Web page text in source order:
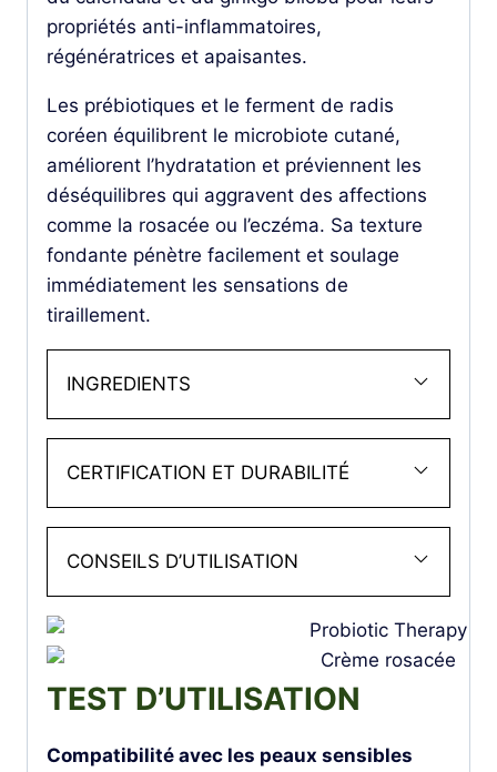
propriétés anti-inflammatoires,
régénératrices et apaisantes.
Les prébiotiques et le ferment de radis
coréen équilibrent le microbiote cutané,
améliorent l’hydratation et préviennent les
déséquilibres qui aggravent des affections
comme la rosacée ou l’eczéma. Sa texture
fondante pénètre facilement et soulage
immédiatement les sensations de
tiraillement.
INGREDIENTS
CERTIFICATION ET DURABILITÉ
CONSEILS D’UTILISATION
TEST D’UTILISATION
Compatibilité avec les peaux sensibles